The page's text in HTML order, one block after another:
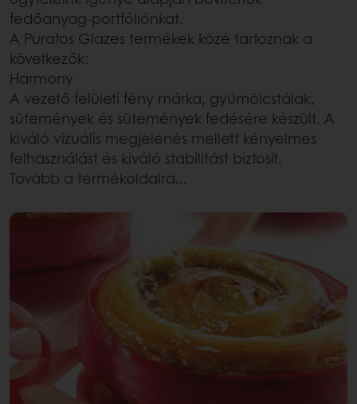
fedőanyag-portfóliónkat.
A Puratos Glazes termékek közé tartoznak a
következők:
Harmony
A vezető felületi fény márka, gyümölcstálak,
sütemények és sütemények fedésére készült. A
kiváló vizuális megjelenés mellett kényelmes
felhasználást és kiváló stabilitást biztosít.
Tovább a termékoldalra...